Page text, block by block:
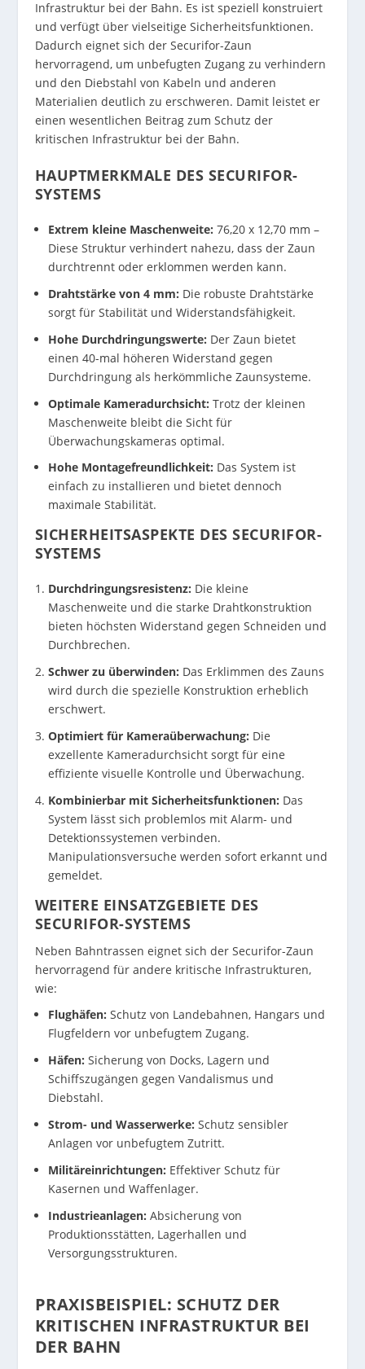
Infrastruktur bei der Bahn. Es ist speziell konstruiert
und verfügt über vielseitige Sicherheitsfunktionen.
Dadurch eignet sich der Securifor-Zaun
hervorragend, um unbefugten Zugang zu verhindern
und den Diebstahl von Kabeln und anderen
Materialien deutlich zu erschweren. Damit leistet er
einen wesentlichen Beitrag zum Schutz der
kritischen Infrastruktur bei der Bahn.
HAUPTMERKMALE DES SECURIFOR-
SYSTEMS
Extrem kleine Maschenweite: 76,20 x 12,70 mm –
Diese Struktur verhindert nahezu, dass der Zaun
durchtrennt oder erklommen werden kann.
Drahtstärke von 4 mm: Die robuste Drahtstärke
sorgt für Stabilität und Widerstandsfähigkeit.
Hohe Durchdringungswerte: Der Zaun bietet
einen 40-mal höheren Widerstand gegen
Durchdringung als herkömmliche Zaunsysteme.
Optimale Kameradurchsicht: Trotz der kleinen
Maschenweite bleibt die Sicht für
Überwachungskameras optimal.
Hohe Montagefreundlichkeit: Das System ist
einfach zu installieren und bietet dennoch
maximale Stabilität.
SICHERHEITSASPEKTE DES SECURIFOR-
SYSTEMS
Durchdringungsresistenz: Die kleine
Maschenweite und die starke Drahtkonstruktion
bieten höchsten Widerstand gegen Schneiden und
Durchbrechen.
Schwer zu überwinden: Das Erklimmen des Zauns
wird durch die spezielle Konstruktion erheblich
erschwert.
Optimiert für Kameraüberwachung: Die
exzellente Kameradurchsicht sorgt für eine
effiziente visuelle Kontrolle und Überwachung.
Kombinierbar mit Sicherheitsfunktionen: Das
System lässt sich problemlos mit Alarm- und
Detektionssystemen verbinden.
Manipulationsversuche werden sofort erkannt und
gemeldet.
WEITERE EINSATZGEBIETE DES
SECURIFOR-SYSTEMS
Neben Bahntrassen eignet sich der Securifor-Zaun
hervorragend für andere kritische Infrastrukturen,
wie:
Flughäfen: Schutz von Landebahnen, Hangars und
Flugfeldern vor unbefugtem Zugang.
Häfen: Sicherung von Docks, Lagern und
Schiffszugängen gegen Vandalismus und
Diebstahl.
Strom- und Wasserwerke: Schutz sensibler
Anlagen vor unbefugtem Zutritt.
Militäreinrichtungen: Effektiver Schutz für
Kasernen und Waffenlager.
Industrieanlagen: Absicherung von
Produktionsstätten, Lagerhallen und
Versorgungsstrukturen.
PRAXISBEISPIEL: SCHUTZ DER
KRITISCHEN INFRASTRUKTUR BEI
DER BAHN